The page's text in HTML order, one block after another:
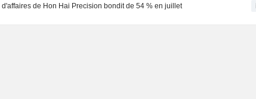
d'affaires de Hon Hai Precision bondit de 54 % en juillet